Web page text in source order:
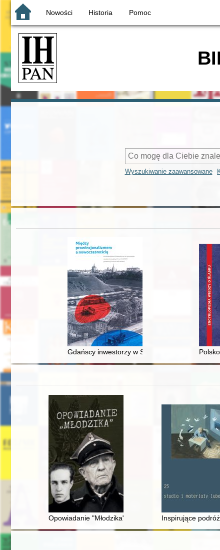
Nowości Historia Pomoc
Wyszukiwanie zaawansowane
Gdańscy inwestorzy w Sopocie : prestiż
Opowiadanie "Młodzika" Inspirujące